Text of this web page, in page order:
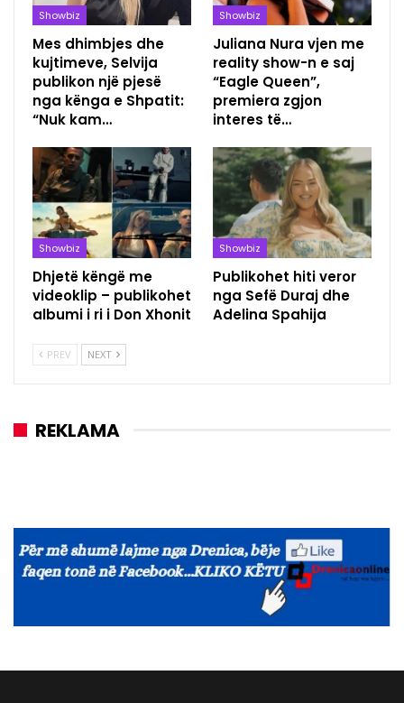
Showbiz
Mes dhimbjes dhe
kujtimeve, Selvija
publikon një pjesë
nga kënga e Shpatit:
“Nuk kam…
Showbiz
Juliana Nura vjen me
reality show-n e saj
“Eagle Queen”,
premiera zgjon
interes të…
Showbiz
Dhjetë këngë me
videoklip – publikohet
albumi i ri i Don Xhonit
Showbiz
Publikohet hiti veror
nga Sefë Duraj dhe
Adelina Spahija
PREV NEXT
REKLAMA